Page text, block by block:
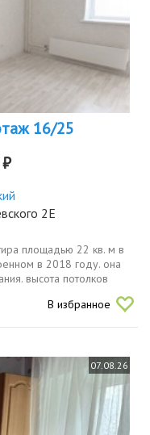
16/25
2Е
площадью 22 кв. м в
в 2018 году. она
высота потолков
простора и света.
В избранное
07.08.26